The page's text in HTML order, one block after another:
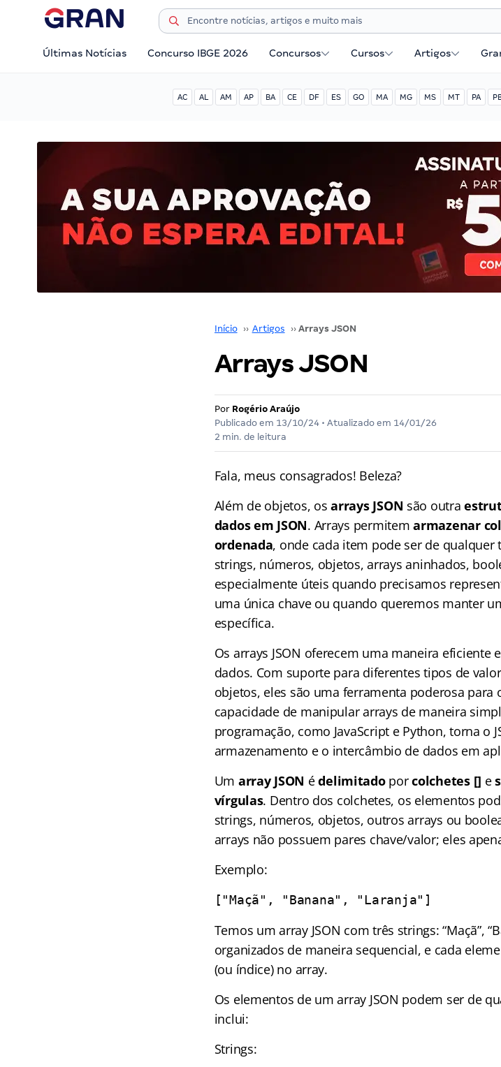
Últimas Notícias Concurso IBGE 2026 Concursos Cursos Artigos
AC AL AM AP BA CE DF ES GO MA MG MS MT PA
Início ›› Artigos ›› Arrays JSON
Arrays JSON
Por Rogério Araújo
Publicado em 13/10/24• Atualizado em 14/01/26
2 min. de leitura
Fala, meus consagrados! Beleza?
Além de objetos, osarrays JSON são outra
dados em JSON. Arrays permitemarmazenar
ordenada, onde cada item pode ser de
strings, números, objetos, arrays aninhados,
especialmente úteis quando precisamos
uma única chave ou quando queremos manter
específica.
Os arrays JSON oferecem uma maneira eficiente
dados. Com suporte para diferentes tipos de
objetos, eles são uma ferramenta poderosa para
capacidade de manipular arrays de maneira
programação, como JavaScript e Python, torna o
armazenamento e o intercâmbio de dados em
Um array JSON édelimitadoporcolchetes [] e
vírgulas. Dentro dos colchetes, os elementos
strings, números, objetos, outros arrays ou
arrays não possuem pares chave/valor; eles
Exemplo:
["Maçã", "Banana", "Laranja"]
Temos um array JSON com três strings: “Maçã”,
organizados de maneira sequencial, e cada
(ou índice) no array.
Os elementos de um array JSON podem ser de
inclui:
Strings: